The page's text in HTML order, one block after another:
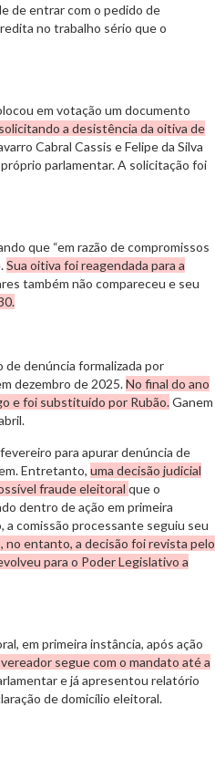
de entrar com o pedido de
no trabalho sério que o
em votação um documento
solicitando a desistência da oitiva de
Cabral Cassis e Felipe da Silva
parlamentar. A solicitação foi
que “em razão de compromissos
Sua oitiva foi reagendada para a
também não compareceu e seu
denúncia formalizada por
dezembro de 2025.No final do ano
e foi substituído por Rubão.Ganem
para apurar denúncia de
Entretanto, uma decisão judicial
fraude eleitoral que o
dentro de ação em primeira
a comissão processante seguiu seu
no entanto, a decisão foi revista pelo
para o Poder Legislativo a
em primeira instância, após ação
segue com o mandato até a
e já apresentou relatório
de domicílio eleitoral.